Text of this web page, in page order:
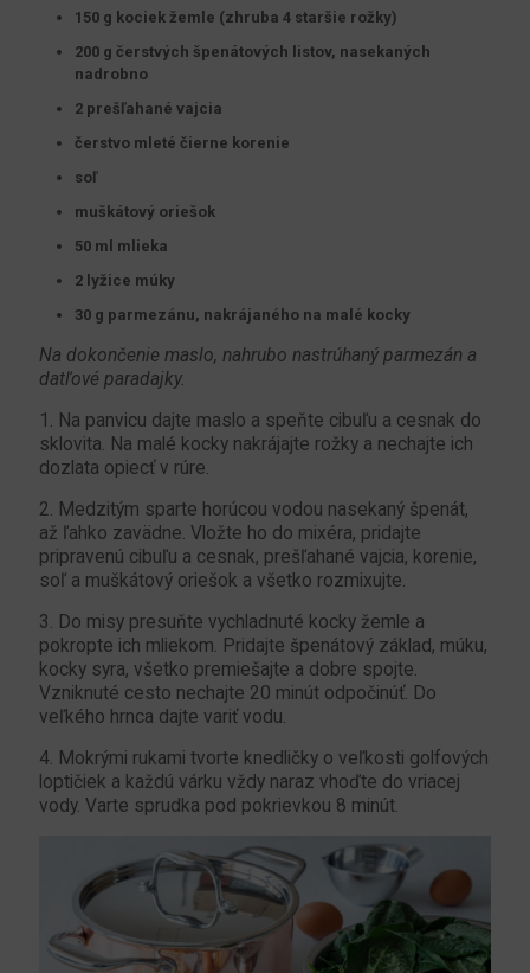
150 g kociek žemle (zhruba 4 staršie rožky)
200 g čerstvých špenátových listov, nasekaných
nadrobno
2 prešľahané vajcia
čerstvo mleté čierne korenie
soľ
muškátový oriešok
50 ml mlieka
2 lyžice múky
30 g parmezánu, nakrájaného na malé kocky
Na dokončenie maslo, nahrubo nastrúhaný parmezán a
datľové paradajky.
1. Na panvicu dajte maslo a speňte cibuľu a cesnak do
sklovita. Na malé kocky nakrájajte rožky a nechajte ich
dozlata opiecť v rúre.
2. Medzitým sparte horúcou vodou nasekaný špenát,
až ľahko zavädne. Vložte ho do mixéra, pridajte
pripravenú cibuľu a cesnak, prešľahané vajcia, korenie,
soľ a muškátový oriešok a všetko rozmixujte.
3. Do misy presuňte vychladnuté kocky žemle a
pokropte ich mliekom. Pridajte špenátový základ, múku,
kocky syra, všetko premiešajte a dobre spojte.
Vzniknuté cesto nechajte 20 minút odpočinúť. Do
veľkého hrnca dajte variť vodu.
4. Mokrými rukami tvorte knedličky o veľkosti golfových
loptičiek a každú várku vždy naraz vhoďte do vriacej
vody. Varte sprudka pod pokrievkou 8 minút.